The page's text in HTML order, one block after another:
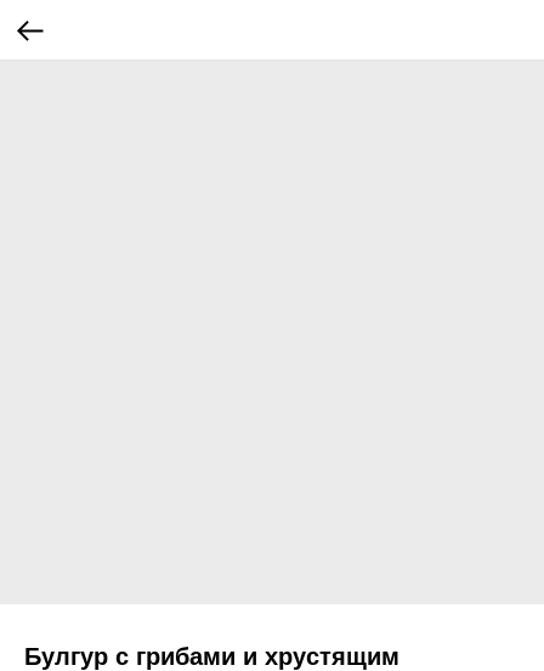
Булгур с грибами и хрустящим